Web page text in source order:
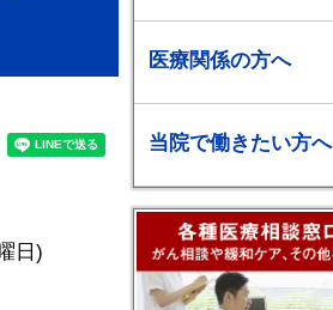
日)
医療関係の方へ
当院で働きたい方へ